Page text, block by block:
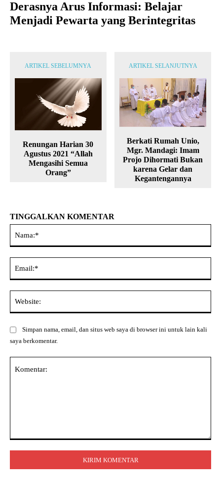
Derasnya Arus Informasi: Belajar
Menjadi Pewarta yang Berintegritas
ARTIKEL SEBELUMNYA
Renungan Harian 30
Agustus 2021 “Allah
Mengasihi Semua
Orang”
ARTIKEL SELANJUTNYA
Berkati Rumah Unio,
Mgr. Mandagi: Imam
Projo Dihormati Bukan
karena Gelar dan
Kegantengannya
TINGGALKAN KOMENTAR
Simpan nama, email, dan situs web saya di browser ini untuk lain kali
saya berkomentar.